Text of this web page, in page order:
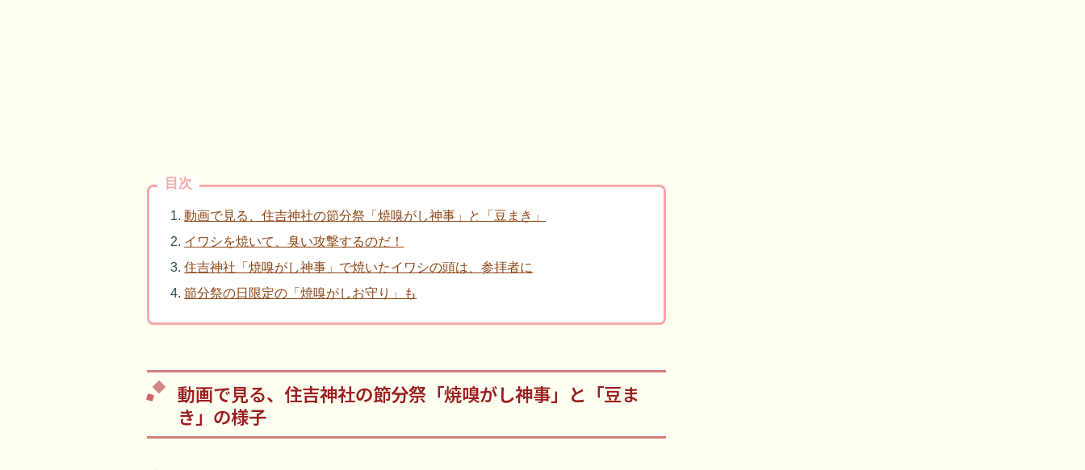
目次
動画で見る、住吉神社の節分祭「焼嗅がし神事」と「豆まき」
イワシを焼いて、臭い攻撃するのだ！
住吉神社「焼嗅がし神事」で焼いたイワシの頭は、参拝者に
節分祭の日限定の「焼嗅がしお守り」も
動画で見る、住吉神社の節分祭「焼嗅がし神事」と「豆ま
き」の様子